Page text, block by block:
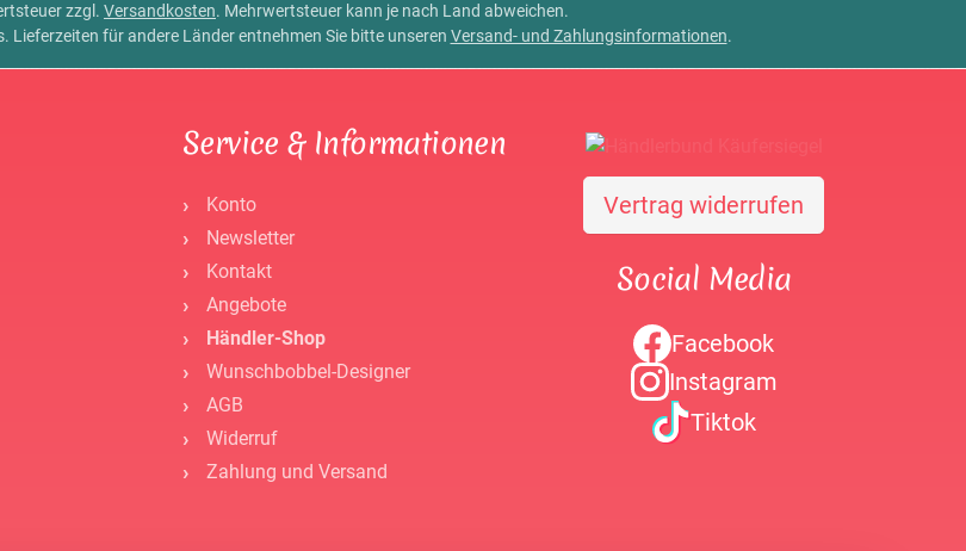
zzgl. Versandkosten. Mehrwertsteuer kann je nach Land abweichen.
für andere Länder entnehmen Sie bitte unseren Versand- und Zahlungsinformationen.
Service & Informationen
Konto
Newsletter
Kontakt
Angebote
Händler-Shop
Wunschbobbel-Designer
AGB
Widerruf
Zahlung und Versand
Vertrag widerrufen
Social Media
Facebook
Instagram
Tiktok